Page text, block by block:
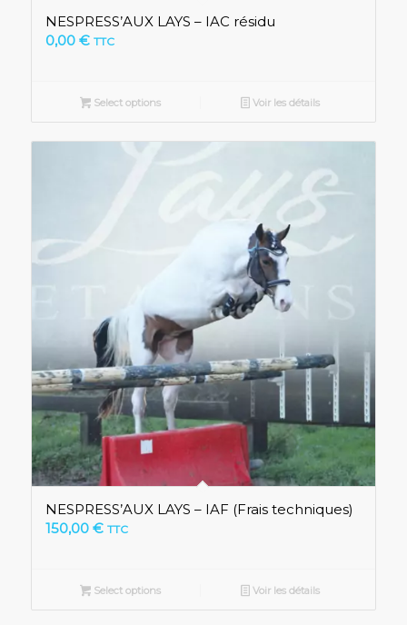
NESPRESS’AUX LAYS – IAC résidu
0,00 € TTC
Select options Voir les détails
NESPRESS’AUX LAYS – IAF (Frais techniques)
150,00 € TTC
Select options Voir les détails